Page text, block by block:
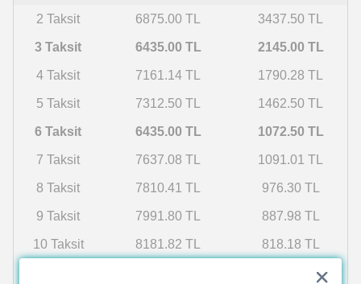
2 Taksit 6875.00 TL 3437.50 TL
3 Taksit 6435.00 TL 2145.00 TL
4 Taksit 7161.14 TL 1790.28 TL
5 Taksit 7312.50 TL 1462.50 TL
6 Taksit 6435.00 TL 1072.50 TL
7 Taksit 7637.08 TL 1091.01 TL
8 Taksit 7810.41 TL 976.30 TL
9 Taksit 7991.80 TL 887.98 TL
10 Taksit 8181.82 TL 818.18 TL
761.92 TL